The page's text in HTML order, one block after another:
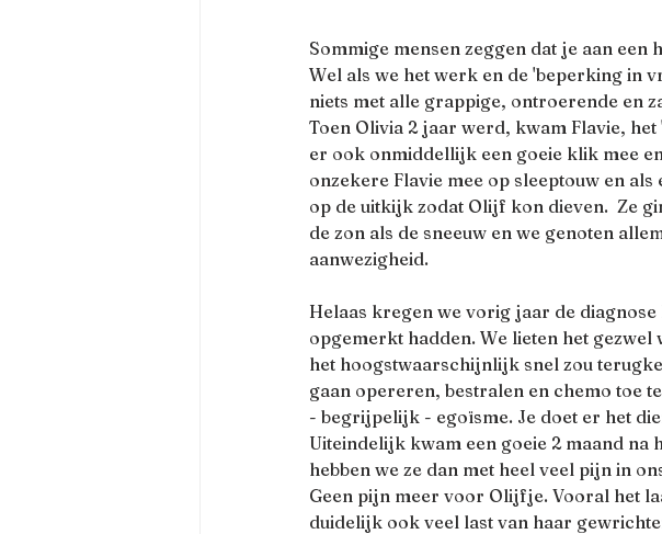
Sommige mensen zeggen dat je aan
Wel als we het werk en de 'beperking in
niets met alle grappige, ontroerende en
Toen Olivia 2 jaar werd, kwam Flavie,
er ook onmiddellijk een goeie klik mee
onzekere Flavie mee op sleeptouw en
op de uitkijk zodat Olijf kon dieven.  Ze
de zon als de sneeuw en we genoten
aanwezigheid.
Helaas kregen we vorig jaar de
opgemerkt hadden. We lieten het
het hoogstwaarschijnlijk snel zou
gaan opereren, bestralen en chemo toe
- begrijpelijk - egoïsme. Je doet er het
Uiteindelijk kwam een goeie 2 maand
hebben we ze dan met heel veel pijn in
Geen pijn meer voor Olijfje. Vooral het
duidelijk ook veel last van haar